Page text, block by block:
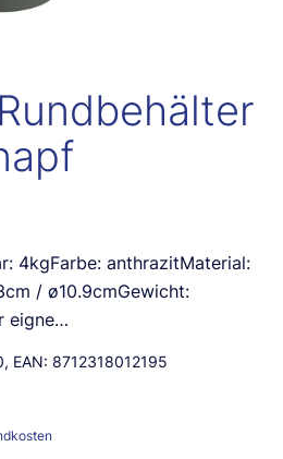
4kgFarbe: anthrazitMaterial:
/ ø10.9cmGewicht:
eigne…
, EAN: 8712318012195